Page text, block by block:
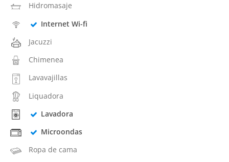
Hidromasaje
Internet Wi-fi
Jacuzzi
Chimenea
Lavavajillas
Liquadora
Lavadora
Microondas
Ropa de cama